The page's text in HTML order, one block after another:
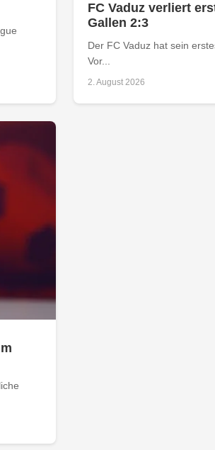
FC Vaduz verliert
Gallen 2:3
Der FC Vaduz hat sein
Vor...
2. August 2026